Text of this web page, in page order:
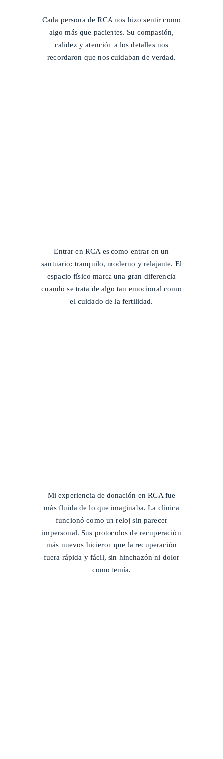
Cada persona de RCA nos hizo sentir como
algo más que pacientes. Su compasión,
calidez y atención a los detalles nos
recordaron que nos cuidaban de verdad.
Entrar en RCA es como entrar en un
santuario: tranquilo, moderno y relajante. El
espacio físico marca una gran diferencia
cuando se trata de algo tan emocional como
el cuidado de la fertilidad.
Mi experiencia de donación en RCA fue
más fluida de lo que imaginaba. La clínica
funcionó como un reloj sin parecer
impersonal. Sus protocolos de recuperación
más nuevos hicieron que la recuperación
fuera rápida y fácil, sin hinchazón ni dolor
como temía.